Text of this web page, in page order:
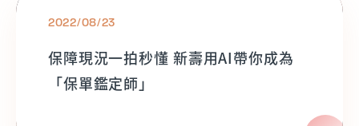
2022/08/23
保障現況一拍秒懂 新壽用AI帶你成為
「保單鑑定師」